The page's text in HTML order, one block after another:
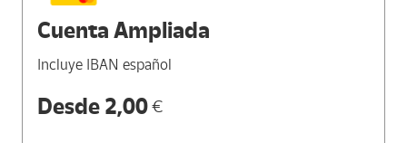
Cuenta Ampliada
Incluye IBAN español
Desde 2,00€